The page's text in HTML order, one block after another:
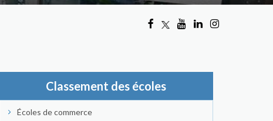
Classement des écoles
Écoles de commerce